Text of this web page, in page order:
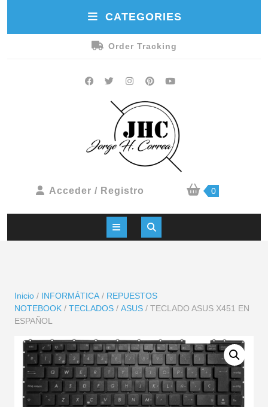
CATEGORIES
Order Tracking
Acceder / Registro 0
Inicio / INFORMÁTICA / REPUESTOS
NOTEBOOK / TECLADOS / ASUS / TECLADO ASUS X451 EN
ESPAÑOL